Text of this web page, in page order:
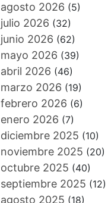
agosto 2026 (5)
julio 2026 (32)
junio 2026 (62)
mayo 2026 (39)
abril 2026 (46)
marzo 2026 (19)
febrero 2026 (6)
enero 2026 (7)
diciembre 2025 (10)
noviembre 2025 (20)
octubre 2025 (40)
septiembre 2025 (12)
agosto 2025 (18)